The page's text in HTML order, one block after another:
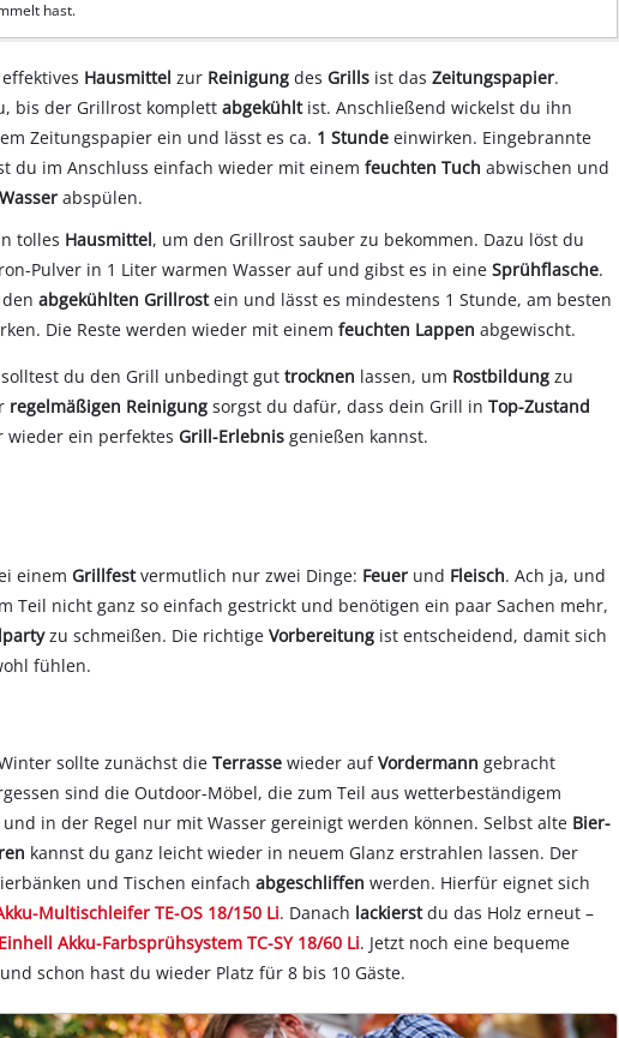
hast.
Hausmittelzur ReinigungdesGrills ist dasZeitungspapier.
bis der Grillrost komplettabgekühlt ist. Anschließend wickelst du ihn
Zeitungspapier ein und lässt es ca. 1 Stunde einwirken. Eingebrannte
du im Anschluss einfach wieder mit einemfeuchten Tuch abwischen und
Wasserabspülen.
tolles Hausmittel, um den Grillrost sauber zu bekommen. Dazu löst du
Pulver in 1 Liter warmen Wasser auf und gibst es in eineSprühflasche.
denabgekühlten Grillrostein und lässt es mindestens 1 Stunde, am besten
Die Reste werden wieder mit einemfeuchten Lappen abgewischt.
du den Grill unbedingt guttrocknen lassen, um Rostbildungzu
regelmäßigen Reinigung sorgst du dafür, dass dein Grill inTop-Zustand
wieder ein perfektesGrill-Erlebnis genießen kannst.
einemGrillfestvermutlich nur zwei Dinge: Feuer und Fleisch. Ach ja, und
Teil nicht ganz so einfach gestrickt und benötigen ein paar Sachen mehr,
zu schmeißen. Die richtigeVorbereitung ist entscheidend, damit sich
fühlen.
sollte zunächst dieTerrassewieder aufVordermanngebracht
sind die Outdoor-Möbel, die zum Teil aus wetterbeständigem
in der Regel nur mit Wasser gereinigt werden können. Selbst alte Bier-
kannst du ganz leicht wieder in neuem Glanz erstrahlen lassen. Der
und Tischen einfachabgeschliffenwerden. Hierfür eignet sich
Multischleifer TE-OS 18/150 Li. Danach lackierstdu das Holz erneut –
Einhell Akku-Farbsprühsystem TC-SY 18/60 Li. Jetzt noch eine bequeme
schon hast du wieder Platz für 8 bis 10 Gäste.